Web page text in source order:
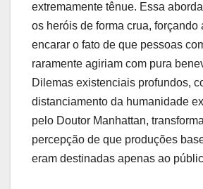
extremamente tênue. Essa
os heróis de forma crua, forçando
encarar o fato de que pessoas
raramente agiriam com pura
Dilemas existenciais profundos,
distanciamento da humanidade
pelo Doutor Manhattan,
percepção de que produções
eram destinadas apenas ao